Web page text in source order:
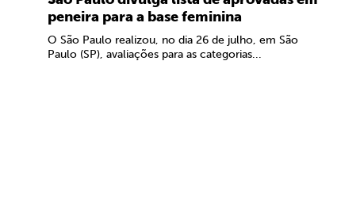
peneira para a base feminina
O São Paulo realizou, no dia 26 de julho, em São
Paulo (SP), avaliações para as categorias...